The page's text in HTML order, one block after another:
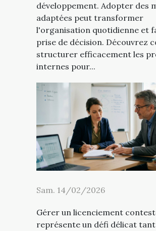
développement. Adopter des
adaptées peut transformer
l'organisation quotidienne et
prise de décision. Découvrez
structurer efficacement les
internes pour...
Sam. 14/02/2026
Gérer un licenciement
représente un défi délicat